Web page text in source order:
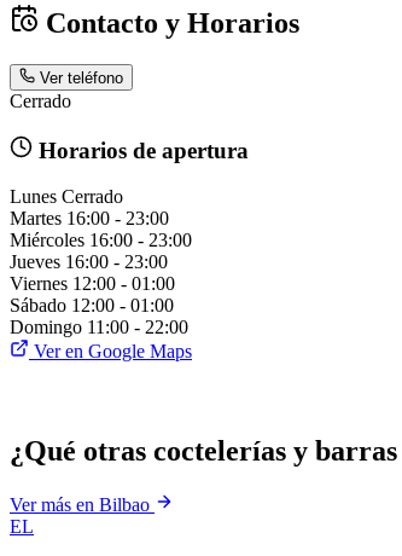
Contacto y Horarios
Ver teléfono
Cerrado
Horarios de apertura
Lunes Cerrado
Martes 16:00 - 23:00
Miércoles 16:00 - 23:00
Jueves 16:00 - 23:00
Viernes 12:00 - 01:00
Sábado 12:00 - 01:00
Domingo 11:00 - 22:00
Ver en Google Maps
¿Qué otras coctelerías y
Ver más en Bilbao
EL